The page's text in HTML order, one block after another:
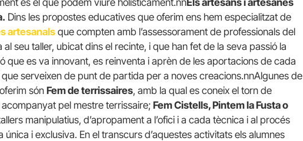
és el que podem viure holísticament.nnEls artesans i artesanes
Dins les propostes educatives que oferim ens hem especialitzat de
artesanals que compten amb l’assessorament de professionals del
seu taller, ubicat dins el recinte, i que han fet de la seva passió la
que es va innovant, es reinventa i aprèn de les aportacions de cada
serveixen de punt de partida per a noves creacions.nnAlgunes de
sónFem de terrissaires, amb la qual es coneix el torn de
pel mestre terrissaire; Fem Cistells, Pintem la Fusta o
manipulatius, d’apropament a l’ofici i a cada tècnica i al procés
i exclusiva. En el transcurs d’aquestes activitats els alumnes